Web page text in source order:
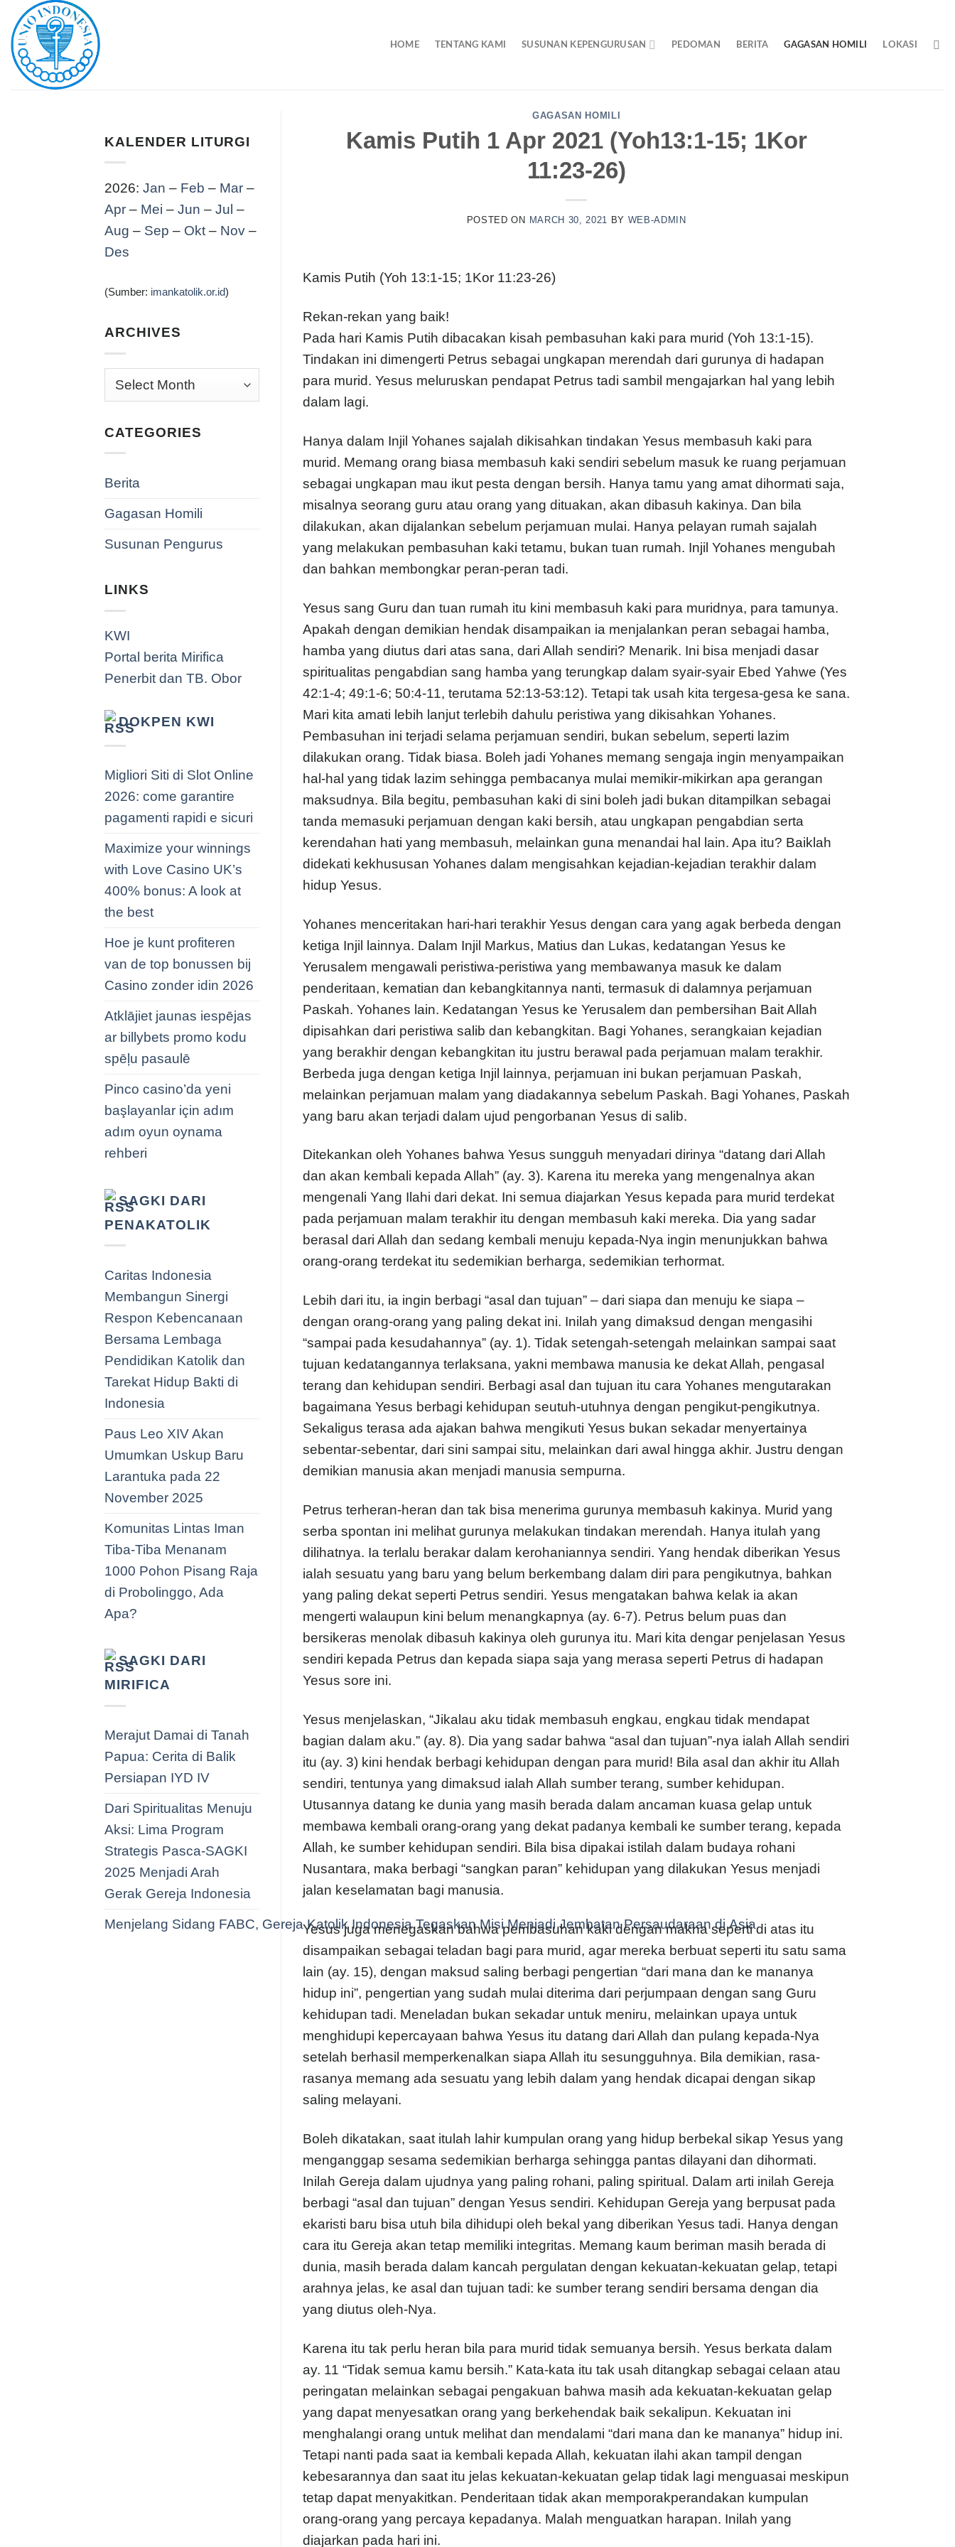
Skip
content
HOME TENTANG KAMI SUSUNAN KEPENGURUSAN PEDOMAN BERITA GAGASAN HOMILI LOKASI
KALENDER LITURGI
2026: Jan – Feb – Mar –
Apr – Mei – Jun – Jul –
Aug – Sep – Okt – Nov –
Des
(Sumber: imankatolik.or.id)
ARCHIVES
Archives
CATEGORIES
Berita
Gagasan Homili
Susunan Pengurus
LINKS
KWI
Portal berita Mirifica
Penerbit dan TB. Obor
DOKPEN KWI
Migliori Siti di Slot Online
2026: come garantire
pagamenti rapidi e sicuri
Maximize your winnings
with Love Casino UK’s
400% bonus: A look at
the best
Hoe je kunt profiteren
van de top bonussen bij
Casino zonder idin 2026
Atklājiet jaunas iespējas
ar billybets promo kodu
spēļu pasaulē
Pinco casino’da yeni
başlayanlar için adım
adım oyun oynama
rehberi
SAGKI DARI
PENAKATOLIK
Caritas Indonesia
Membangun Sinergi
Respon Kebencanaan
Bersama Lembaga
Pendidikan Katolik dan
Tarekat Hidup Bakti di
Indonesia
Paus Leo XIV Akan
Umumkan Uskup Baru
Larantuka pada 22
November 2025
Komunitas Lintas Iman
Tiba-Tiba Menanam
1000 Pohon Pisang Raja
di Probolinggo, Ada
Apa?
SAGKI DARI
MIRIFICA
Merajut Damai di Tanah
Papua: Cerita di Balik
Persiapan IYD IV
Dari Spiritualitas Menuju
Aksi: Lima Program
Strategis Pasca-SAGKI
2025 Menjadi Arah
Gerak Gereja Indonesia
Menjelang Sidang FABC, Gereja Katolik Indonesia Tegaskan Misi Menjadi Jembatan Persaudaraan di Asia
GAGASAN HOMILI
Kamis Putih 1 Apr 2021 (Yoh13:1-15; 1Kor
11:23-26)
POSTED ON MARCH 30, 2021 BY WEB-ADMIN
Kamis Putih (Yoh 13:1-15; 1Kor 11:23-26)
Rekan-rekan yang baik!
Pada hari Kamis Putih dibacakan kisah pembasuhan kaki para murid (Yoh 13:1-15).
Tindakan ini dimengerti Petrus sebagai ungkapan merendah dari gurunya di hadapan
para murid. Yesus meluruskan pendapat Petrus tadi sambil mengajarkan hal yang lebih
dalam lagi.
Hanya dalam Injil Yohanes sajalah dikisahkan tindakan Yesus membasuh kaki para
murid. Memang orang biasa membasuh kaki sendiri sebelum masuk ke ruang perjamuan
sebagai ungkapan mau ikut pesta dengan bersih. Hanya tamu yang amat dihormati saja,
misalnya seorang guru atau orang yang dituakan, akan dibasuh kakinya. Dan bila
dilakukan, akan dijalankan sebelum perjamuan mulai. Hanya pelayan rumah sajalah
yang melakukan pembasuhan kaki tetamu, bukan tuan rumah. Injil Yohanes mengubah
dan bahkan membongkar peran-peran tadi.
Yesus sang Guru dan tuan rumah itu kini membasuh kaki para muridnya, para tamunya.
Apakah dengan demikian hendak disampaikan ia menjalankan peran sebagai hamba,
hamba yang diutus dari atas sana, dari Allah sendiri? Menarik. Ini bisa menjadi dasar
spiritualitas pengabdian sang hamba yang terungkap dalam syair-syair Ebed Yahwe (Yes
42:1-4; 49:1-6; 50:4-11, terutama 52:13-53:12). Tetapi tak usah kita tergesa-gesa ke sana.
Mari kita amati lebih lanjut terlebih dahulu peristiwa yang dikisahkan Yohanes.
Pembasuhan ini terjadi selama perjamuan sendiri, bukan sebelum, seperti lazim
dilakukan orang. Tidak biasa. Boleh jadi Yohanes memang sengaja ingin menyampaikan
hal-hal yang tidak lazim sehingga pembacanya mulai memikir-mikirkan apa gerangan
maksudnya. Bila begitu, pembasuhan kaki di sini boleh jadi bukan ditampilkan sebagai
tanda memasuki perjamuan dengan kaki bersih, atau ungkapan pengabdian serta
kerendahan hati yang membasuh, melainkan guna menandai hal lain. Apa itu? Baiklah
didekati kekhususan Yohanes dalam mengisahkan kejadian-kejadian terakhir dalam
hidup Yesus.
Yohanes menceritakan hari-hari terakhir Yesus dengan cara yang agak berbeda dengan
ketiga Injil lainnya. Dalam Injil Markus, Matius dan Lukas, kedatangan Yesus ke
Yerusalem mengawali peristiwa-peristiwa yang membawanya masuk ke dalam
penderitaan, kematian dan kebangkitannya nanti, termasuk di dalamnya perjamuan
Paskah. Yohanes lain. Kedatangan Yesus ke Yerusalem dan pembersihan Bait Allah
dipisahkan dari peristiwa salib dan kebangkitan. Bagi Yohanes, serangkaian kejadian
yang berakhir dengan kebangkitan itu justru berawal pada perjamuan malam terakhir.
Berbeda juga dengan ketiga Injil lainnya, perjamuan ini bukan perjamuan Paskah,
melainkan perjamuan malam yang diadakannya sebelum Paskah. Bagi Yohanes, Paskah
yang baru akan terjadi dalam ujud pengorbanan Yesus di salib.
Ditekankan oleh Yohanes bahwa Yesus sungguh menyadari dirinya “datang dari Allah
dan akan kembali kepada Allah” (ay. 3). Karena itu mereka yang mengenalnya akan
mengenali Yang Ilahi dari dekat. Ini semua diajarkan Yesus kepada para murid terdekat
pada perjamuan malam terakhir itu dengan membasuh kaki mereka. Dia yang sadar
berasal dari Allah dan sedang kembali menuju kepada-Nya ingin menunjukkan bahwa
orang-orang terdekat itu sedemikian berharga, sedemikian terhormat.
Lebih dari itu, ia ingin berbagi “asal dan tujuan” – dari siapa dan menuju ke siapa –
dengan orang-orang yang paling dekat ini. Inilah yang dimaksud dengan mengasihi
“sampai pada kesudahannya” (ay. 1). Tidak setengah-setengah melainkan sampai saat
tujuan kedatangannya terlaksana, yakni membawa manusia ke dekat Allah, pengasal
terang dan kehidupan sendiri. Berbagi asal dan tujuan itu cara Yohanes mengutarakan
bagaimana Yesus berbagi kehidupan seutuh-utuhnya dengan pengikut-pengikutnya.
Sekaligus terasa ada ajakan bahwa mengikuti Yesus bukan sekadar menyertainya
sebentar-sebentar, dari sini sampai situ, melainkan dari awal hingga akhir. Justru dengan
demikian manusia akan menjadi manusia sempurna.
Petrus terheran-heran dan tak bisa menerima gurunya membasuh kakinya. Murid yang
serba spontan ini melihat gurunya melakukan tindakan merendah. Hanya itulah yang
dilihatnya. Ia terlalu berakar dalam kerohaniannya sendiri. Yang hendak diberikan Yesus
ialah sesuatu yang baru yang belum berkembang dalam diri para pengikutnya, bahkan
yang paling dekat seperti Petrus sendiri. Yesus mengatakan bahwa kelak ia akan
mengerti walaupun kini belum menangkapnya (ay. 6-7). Petrus belum puas dan
bersikeras menolak dibasuh kakinya oleh gurunya itu. Mari kita dengar penjelasan Yesus
sendiri kepada Petrus dan kepada siapa saja yang merasa seperti Petrus di hadapan
Yesus sore ini.
Yesus menjelaskan, “Jikalau aku tidak membasuh engkau, engkau tidak mendapat
bagian dalam aku.” (ay. 8). Dia yang sadar bahwa “asal dan tujuan”-nya ialah Allah sendiri
itu (ay. 3) kini hendak berbagi kehidupan dengan para murid! Bila asal dan akhir itu Allah
sendiri, tentunya yang dimaksud ialah Allah sumber terang, sumber kehidupan.
Utusannya datang ke dunia yang masih berada dalam ancaman kuasa gelap untuk
membawa kembali orang-orang yang dekat padanya kembali ke sumber terang, kepada
Allah, ke sumber kehidupan sendiri. Bila bisa dipakai istilah dalam budaya rohani
Nusantara, maka berbagi “sangkan paran” kehidupan yang dilakukan Yesus menjadi
jalan keselamatan bagi manusia.
Yesus juga menegaskan bahwa pembasuhan kaki dengan makna seperti di atas itu
disampaikan sebagai teladan bagi para murid, agar mereka berbuat seperti itu satu sama
lain (ay. 15), dengan maksud saling berbagi pengertian “dari mana dan ke mananya
hidup ini”, pengertian yang sudah mulai diterima dari perjumpaan dengan sang Guru
kehidupan tadi. Meneladan bukan sekadar untuk meniru, melainkan upaya untuk
menghidupi kepercayaan bahwa Yesus itu datang dari Allah dan pulang kepada-Nya
setelah berhasil memperkenalkan siapa Allah itu sesungguhnya. Bila demikian, rasa-
rasanya memang ada sesuatu yang lebih dalam yang hendak dicapai dengan sikap
saling melayani.
Boleh dikatakan, saat itulah lahir kumpulan orang yang hidup berbekal sikap Yesus yang
menganggap sesama sedemikian berharga sehingga pantas dilayani dan dihormati.
Inilah Gereja dalam ujudnya yang paling rohani, paling spiritual. Dalam arti inilah Gereja
berbagi “asal dan tujuan” dengan Yesus sendiri. Kehidupan Gereja yang berpusat pada
ekaristi baru bisa utuh bila dihidupi oleh bekal yang diberikan Yesus tadi. Hanya dengan
cara itu Gereja akan tetap memiliki integritas. Memang kaum beriman masih berada di
dunia, masih berada dalam kancah pergulatan dengan kekuatan-kekuatan gelap, tetapi
arahnya jelas, ke asal dan tujuan tadi: ke sumber terang sendiri bersama dengan dia
yang diutus oleh-Nya.
Karena itu tak perlu heran bila para murid tidak semuanya bersih. Yesus berkata dalam
ay. 11 “Tidak semua kamu bersih.” Kata-kata itu tak usah ditangkap sebagai celaan atau
peringatan melainkan sebagai pengakuan bahwa masih ada kekuatan-kekuatan gelap
yang dapat menyesatkan orang yang berkehendak baik sekalipun. Kekuatan ini
menghalangi orang untuk melihat dan mendalami “dari mana dan ke mananya” hidup ini.
Tetapi nanti pada saat ia kembali kepada Allah, kekuatan ilahi akan tampil dengan
kebesarannya dan saat itu jelas kekuatan-kekuatan gelap tidak lagi menguasai meskipun
tetap dapat menyakitkan. Penderitaan tidak akan memporakperandakan kumpulan
orang-orang yang percaya kepadanya. Malah menguatkan harapan. Inilah yang
diajarkan pada hari ini.